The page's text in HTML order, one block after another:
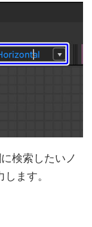
に検索したいノ
ます。